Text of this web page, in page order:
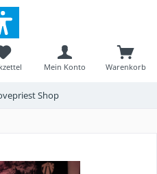
Warenkorb
Mein Konto
Shop